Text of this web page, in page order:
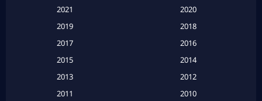
Based on a True Story สร้างจากเรื่องจริง(2)
Based on a True Story เรื่องจริง (20)
Based on a True Story เรื่องจริง (16)
2021
2020
2019
2018
2017
2016
2015
2014
2013
2012
2011
2010